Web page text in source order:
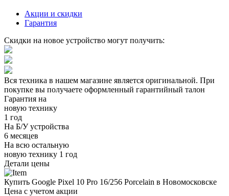
Акции и скидки
Гарантия
Скидки на новое устройство могут получить:
Вся техника в нашем магазине является оригинальной. При
покупке вы получаете оформленный гарантийный талон
Гарантия на
новую технику
1 год
На Б/У устройства
6 месяцев
На всю остальную
новую технику 1 год
Детали цены
Купить Google Pixel 10 Pro 16/256 Porcelain в Новомосковске
Цена с учетом акции